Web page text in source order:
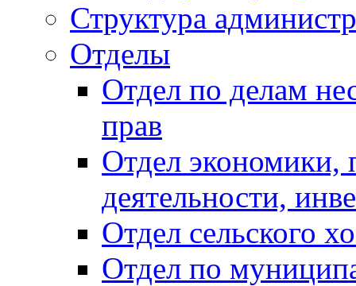
Структура
Отделы
Отдел по делам
прав
Отдел экономики,
деятельности,
Отдел сельского
Отдел по